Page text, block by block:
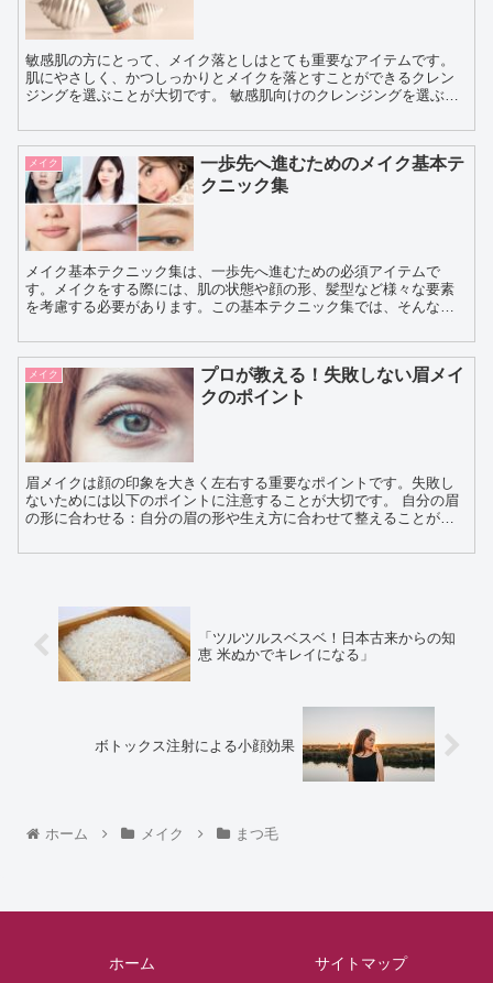
敏感肌の方にとって、メイク落としはとても重要なアイテムです。
肌にやさしく、かつしっかりとメイクを落とすことができるクレン
ジングを選ぶことが大切です。 敏感肌向けのクレンジングを選ぶ際
メイク
一歩先へ進むためのメイク基本テ
クニック集
メイク基本テクニック集は、一歩先へ進むための必須アイテムで
す。メイクをする際には、肌の状態や顔の形、髪型など様々な要素
を考慮する必要があります。この基本テクニック集では、そんな悩
メイク
プロが教える！失敗しない眉メイ
クのポイント
眉メイクは顔の印象を大きく左右する重要なポイントです。失敗し
ないためには以下のポイントに注意することが大切です。 自分の眉
の形に合わせる：自分の眉の形や生え方に合わせて整えることが重
「ツルツルスベスベ！日本古来からの知
恵 米ぬかでキレイになる」
ボトックス注射による小顔効果
ホーム メイク まつ毛
ホーム サイトマップ